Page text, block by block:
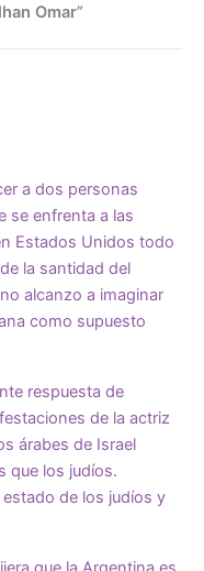
Omar”
a dos personas
se enfrenta a las
Estados Unidos todo
la santidad del
alcanzo a imaginar
como supuesto
respuesta de
de la actriz
árabes de Israel
que los judíos.
de los judíos y